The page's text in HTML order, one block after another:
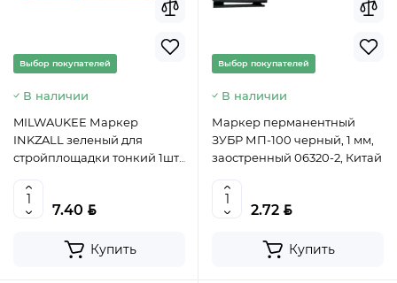
Выбор покупателей
В наличии
MILWAUKEE Маркер
INKZALL зеленый для
стройплощадки тонкий 1шт,
7.40 BYN
Купить
Выбор покупателей
В наличии
Маркер перманентный
ЗУБР МП-100 черный, 1 мм,
заостренный 06320-2, Китай
2.72 BYN
Купить